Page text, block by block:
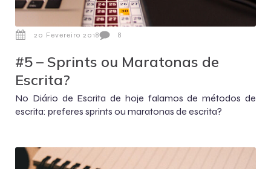
20 Fevereiro 2018 8
#5 – Sprints ou Maratonas de
Escrita?
No Diário de Escrita de hoje falamos de métodos de
escrita: preferes sprints ou maratonas de escrita?